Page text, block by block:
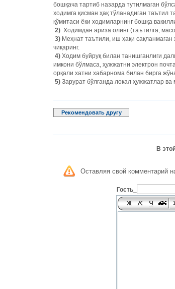
бошқача тартиб назарда тутилмаган
ходимга қисман ҳақ тўланадиган таътил
қўмитаси ёки ходимларнинг бошқа
2) Ходимдан ариза олинг (таътилга,
3) Меҳнат таътили, иш ҳақи
чиқаринг.
4) Ходим буйруқ билан танишганлиги
имкони бўлмаса, ҳужжатни электрон
орқали хатни хабарнома билан бирга
5) Зарурат бўлганда локал ҳужжатлар
Рекомендовать другу
В
Оставляя свой комментарий
Гость_